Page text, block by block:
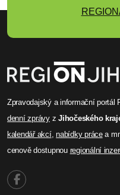
Zpravodajský a informační portál
denní zprávyzJihočeského
kalendář akcí,nabídky prácea
cenově dostupnou regionální